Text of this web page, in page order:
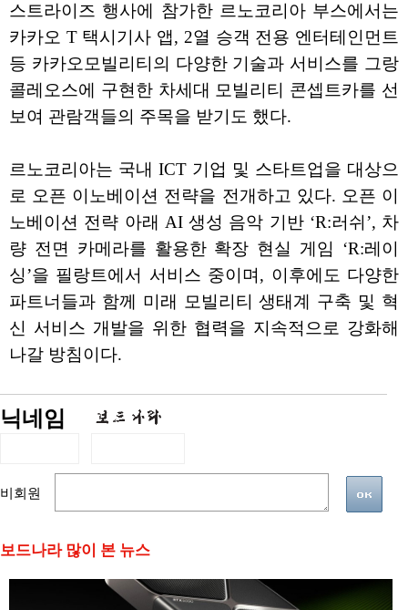
스트라이즈 행사에 참가한 르노코리아 부스에서는
카카오 T 택시기사 앱, 2열 승객 전용 엔터테인먼트
등 카카오모빌리티의 다양한 기술과 서비스를 그랑
콜레오스에 구현한 차세대 모빌리티 콘셉트카를 선
보여 관람객들의 주목을 받기도 했다.
르노코리아는 국내 ICT 기업 및 스타트업을 대상으
로 오픈 이노베이션 전략을 전개하고 있다. 오픈 이
노베이션 전략 아래 AI 생성 음악 기반 ‘R:러쉬’, 차
량 전면 카메라를 활용한 확장 현실 게임 ‘R:레이
싱’을 필랑트에서 서비스 중이며, 이후에도 다양한
파트너들과 함께 미래 모빌리티 생태계 구축 및 혁
신 서비스 개발을 위한 협력을 지속적으로 강화해
나갈 방침이다.
닉네임
비회원
보드나라 많이 본 뉴스